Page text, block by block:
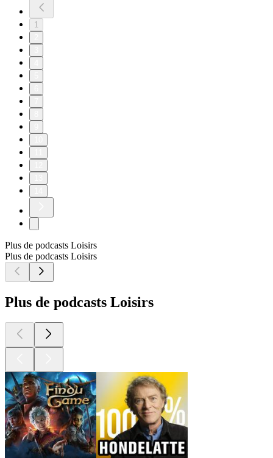
1
Plus de podcasts Loisirs
Plus de podcasts Loisirs
Plus de podcasts Loisirs